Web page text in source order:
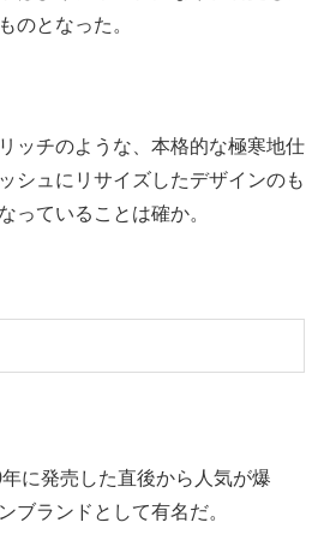
のとなった。
ッチのような、本格的な極寒地仕
シュにリサイズしたデザインのも
っていることは確か。
に発売した直後から人気が爆
ブランドとして有名だ。